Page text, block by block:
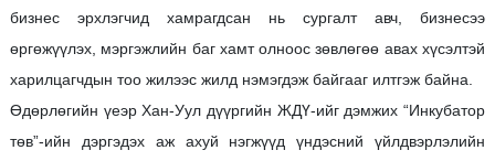
бизнес эрхлэгчид хамрагдсан нь сургалт авч, бизнесээ
өргөжүүлэх, мэргэжлийн баг хамт олноос зөвлөгөө авах хүсэлтэй
харилцагчдын тоо жилээс жилд нэмэгдэж байгааг илтгэж байна.
Өдөрлөгийн үеэр Хан-Уул дүүргийн ЖДҮ-ийг дэмжих “Инкубатор
төв”-ийн
дэргэдэх аж ахуй нэгжүүд үндэсний үйлдвэрлэлийн